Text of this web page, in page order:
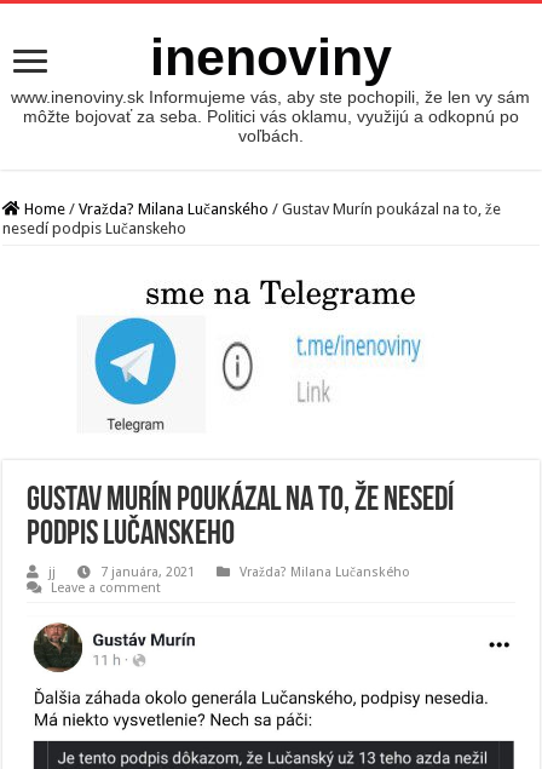
inenoviny
www.inenoviny.sk Informujeme vás, aby ste pochopili, že len vy sám
môžte bojovať za seba. Politici vás oklamu, využijú a odkopnú po
voľbách.
Home / Vražda? Milana Lučanského / Gustav Murín poukázal na to, že
nesedí podpis Lučanskeho
Gustav Murín poukázal na to, že nesedí
podpis Lučanskeho
jj 7 januára, 2021
Vražda? Milana Lučanského
Leave a comment